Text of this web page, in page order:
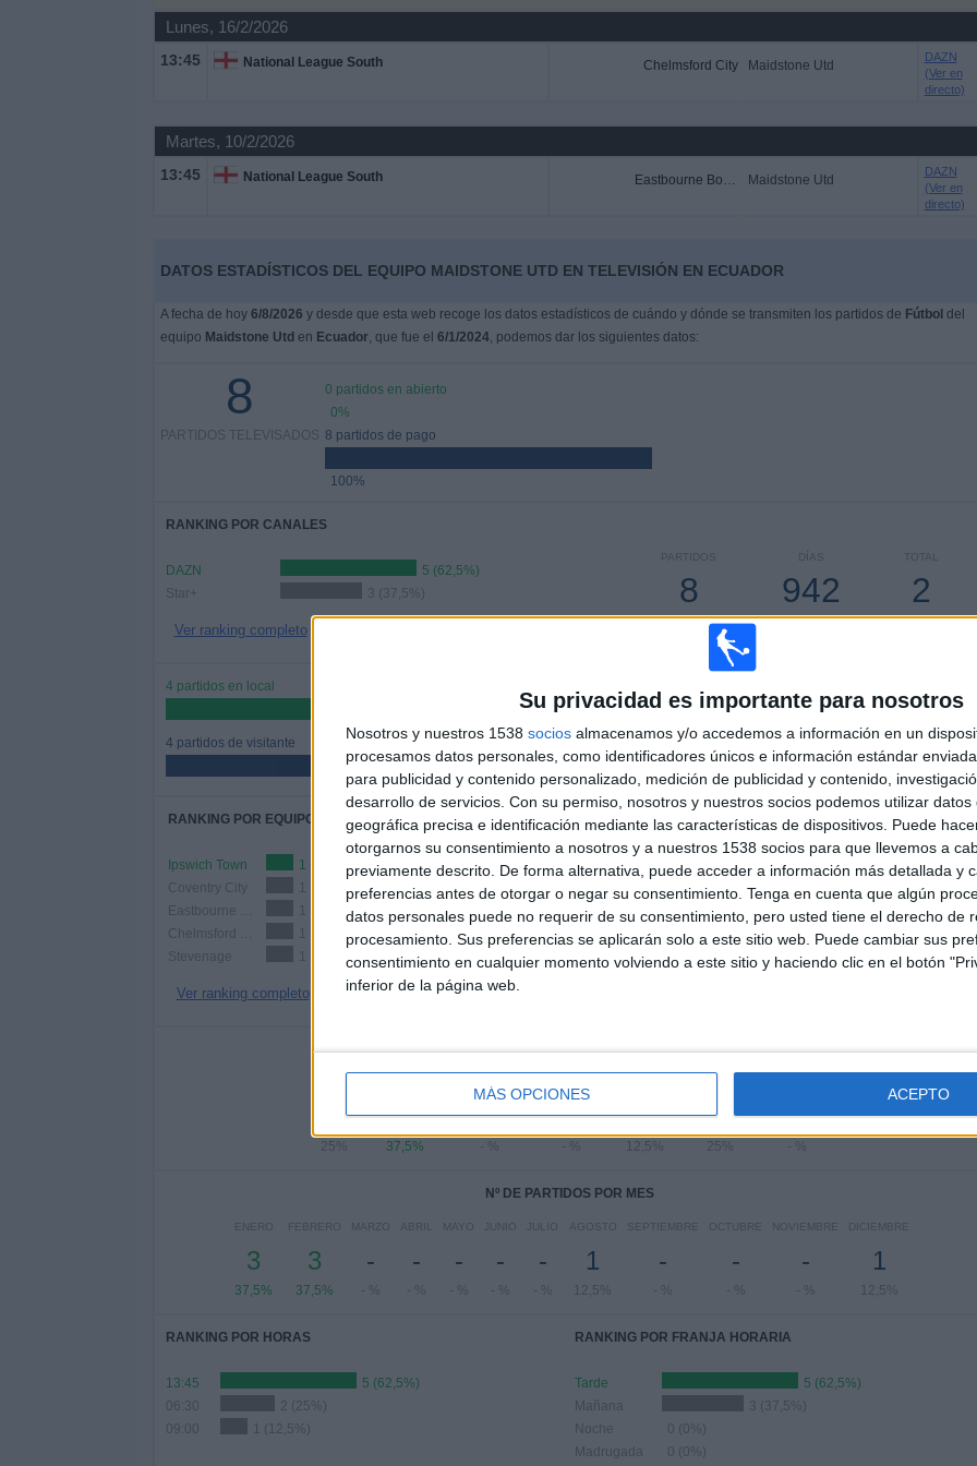
Su privacidad es importante para nosotros
Nosotros y nuestros 1538 socios almacenamos y/o accedemos a información en un
procesamos datos personales, como identificadores únicos e información estándar
para publicidad y contenido personalizado, medición de publicidad y contenido,
desarrollo de servicios. Con su permiso, nosotros y nuestros socios podemos utilizar datos
geográfica precisa e identificación mediante las características de dispositivos. Puede
otorgarnos su consentimiento a nosotros y a nuestros 1538 socios para que llevemos a
previamente descrito. De forma alternativa, puede acceder a información más detallada y
preferencias antes de otorgar o negar su consentimiento. Tenga en cuenta que algún
datos personales puede no requerir de su consentimiento, pero usted tiene el derecho de
procesamiento. Sus preferencias se aplicarán solo a este sitio web. Puede cambiar sus
consentimiento en cualquier momento volviendo a este sitio y haciendo clic en el botón
inferior de la página web.
MÁS OPCIONES ACEPTO
Lunes, 16/2/2026
13:45 National League South Chelmsford City Maidstone Utd
DAZN
(Ver en
directo)
Martes, 10/2/2026
13:45 National League South Eastbourne Borough Maidstone Utd
DAZN
(Ver en
directo)
DATOS ESTADÍSTICOS DEL EQUIPO MAIDSTONE UTD EN TELEVISIÓN EN ECUADOR
A fecha de hoy 6/8/2026 y desde que esta web recoge los datos estadísticos de cuándo y dónde se transmiten los partidos de Fútbol del
equipo Maidstone Utd en Ecuador, que fue el 6/1/2024, podemos dar los siguientes datos:
8
PARTIDOS TELEVISADOS
0 partidos en abierto
0%
8 partidos de pago
100%
RANKING POR CANALES
DAZN
5 (62,5%)
Star+
3 (37,5%)
Ver ranking completo
TOTAL
2
CANALES TV
DÍAS
942
SIN PARTIDO
PARTIDOS
8
CONSECUTIVOS
DE PAGO
4 partidos en local
4 partidos de visitante
50%
TOTAL
8
RIVALES
MÁXIMO
1
VS Ipswich
Town
TOTAL
2
COMPETICIONES
RANKING POR EQUIPOS
Ipswich Town
1 (12,5%)
Coventry City
1 (12,5%)
1 (12,5%)
1 (12,5%)
Stevenage
1 (12,5%)
Ver ranking completo
RANKING POR COMPETICIONES
National League South
5 (62,5%)
FA Cup
3 (37,5%)
Ver ranking completo
Nº DE PARTIDOS POR DÍA DE LA SEMANA
25%
3
37,5%
-
- %
-
- %
1
12,5%
2
25%
-
- %
Nº DE PARTIDOS POR MES
ENERO
3
37,5%
FEBRERO
3
37,5%
MARZO
-
- %
ABRIL
-
- %
MAYO
-
- %
JUNIO
-
- %
JULIO
-
- %
AGOSTO
1
12,5%
SEPTIEMBRE
-
- %
OCTUBRE
-
- %
NOVIEMBRE
-
- %
DICIEMBRE
1
12,5%
RANKING POR HORAS
13:45
5 (62,5%)
06:30
2 (25%)
09:00
1 (12,5%)
RANKING POR FRANJA HORARIA
Tarde
5 (62,5%)
Mañana
3 (37,5%)
Noche
0 (0%)
Madrugada
0 (0%)